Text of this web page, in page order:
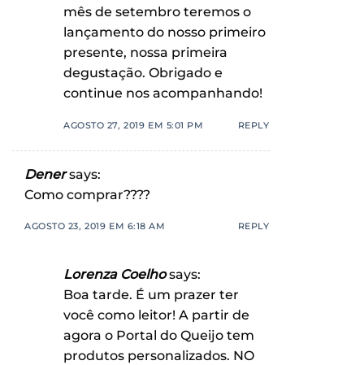
mês de setembro teremos o
lançamento do nosso primeiro
presente, nossa primeira
degustação. Obrigado e
continue nos acompanhando!
AGOSTO 27, 2019 EM 5:01 PM REPLY
Dener says:
Como comprar????
AGOSTO 23, 2019 EM 6:18 AM REPLY
Lorenza Coelho says:
Boa tarde. É um prazer ter
você como leitor! A partir de
agora o Portal do Queijo tem
produtos personalizados. NO